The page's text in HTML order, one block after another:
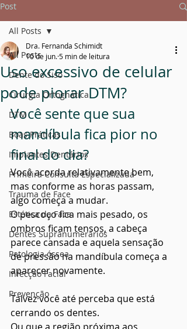
Post
All Posts
Dente do Siso
Cirurgia Ortognática
DTM
Boas Práticas
Implantes Dentários
Primeira Consulta Especializada
Trauma de Face
Estética da Face
Dentes Supranumerários
Patologia óssea
Infecção Facial
Prevenção
All Posts
Uso excessivo de celular
pode piorar DTM?
Dra. Fernanda Schimidt
10 de jun.5 min de leitura
Você sente que sua
mandíbula fica pior no
final do dia?
Você acorda relativamente bem,
mas conforme as horas passam,
algo começa a mudar.
O pescoço fica mais pesado, os
ombros ficam tensos, a cabeça
parece cansada e aquela sensação
de pressão na mandíbula começa a
aparecer novamente.
Talvez você até perceba que está
cerrando os dentes.